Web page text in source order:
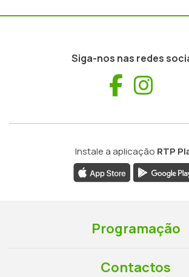
Siga-nos nas redes
Instale a aplicação RTP
Programação
Contactos